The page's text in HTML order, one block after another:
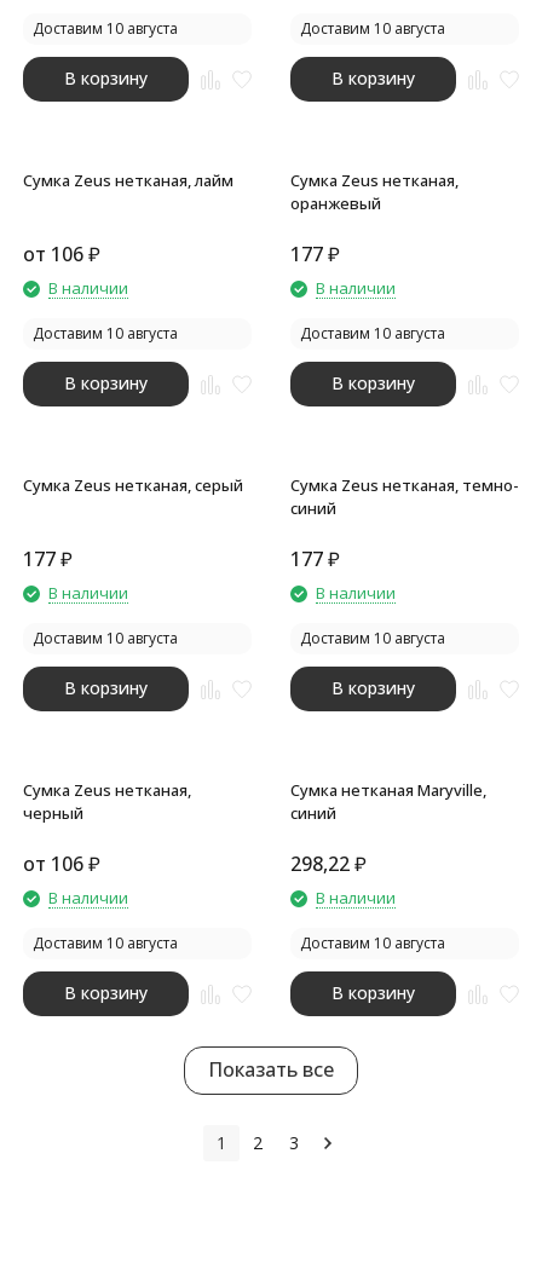
Доставим 10 августа
В корзину
Доставим 10 августа
В корзину
Сумка Zeus нетканая, лайм
от 106₽
В наличии
Доставим 10 августа
В корзину
Сумка Zeus нетканая,
оранжевый
177₽
В наличии
Доставим 10 августа
В корзину
Сумка Zeus нетканая, серый
177₽
В наличии
Доставим 10 августа
В корзину
Сумка Zeus нетканая, темно-
синий
177₽
В наличии
Доставим 10 августа
В корзину
Сумка Zeus нетканая,
черный
от 106₽
В наличии
Доставим 10 августа
В корзину
Сумка нетканая Maryville,
синий
298,22₽
В наличии
Доставим 10 августа
В корзину
Показать все
1 2 3